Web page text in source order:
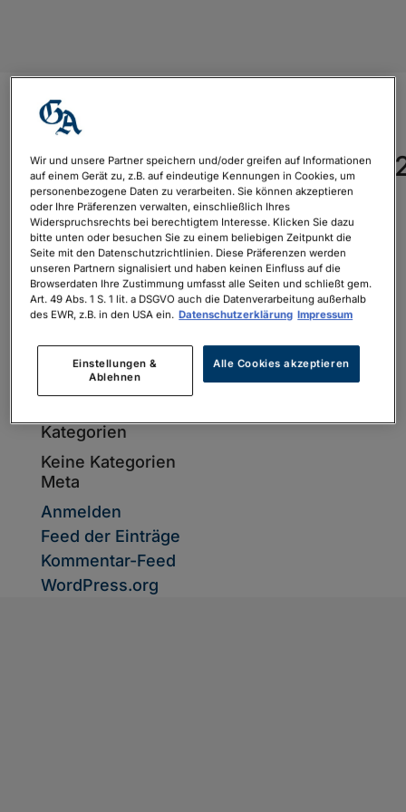
Frauen-
Suche
Neueste Kommentare
Kategorien
Keine Kategorien
Meta
Anmelden
Feed der Einträge
Kommentar-Feed
WordPress.org
Wir und unsere Partner speichern und/oder greifen auf Informationen
auf einem Gerät zu, z.B. auf eindeutige Kennungen in Cookies, um
personenbezogene Daten zu verarbeiten. Sie können akzeptieren
oder Ihre Präferenzen verwalten, einschließlich Ihres
Widerspruchsrechts bei berechtigtem Interesse. Klicken Sie dazu
bitte unten oder besuchen Sie zu einem beliebigen Zeitpunkt die
Seite mit den Datenschutzrichtlinien. Diese Präferenzen werden
unseren Partnern signalisiert und haben keinen Einfluss auf die
Browserdaten Ihre Zustimmung umfasst alle Seiten und schließt gem.
Art. 49 Abs. 1 S. 1 lit. a DSGVO auch die Datenverarbeitung außerhalb
des EWR, z.B. in den USA ein. Datenschutzerklärung Impressum
Einstellungen &
Ablehnen
Alle Cookies akzeptieren